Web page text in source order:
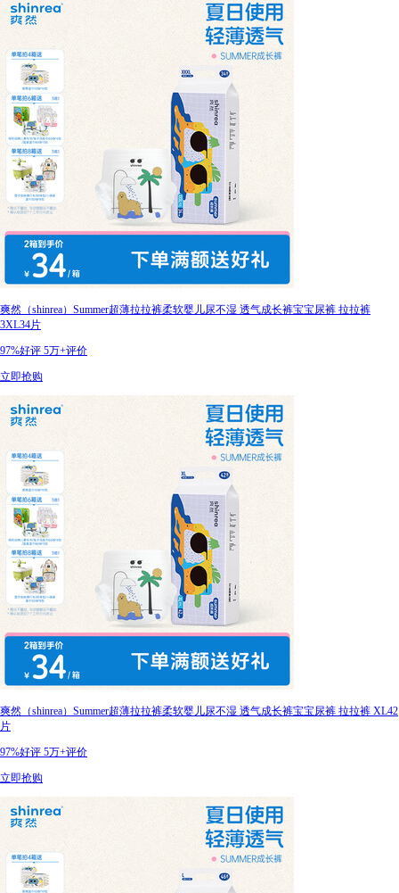
爽然（shinrea）Summer超薄拉拉裤柔软婴儿尿不湿 透气成长裤宝宝尿裤 拉拉裤
3XL34片
97%好评 5万+评价
立即抢购
爽然（shinrea）Summer超薄拉拉裤柔软婴儿尿不湿 透气成长裤宝宝尿裤 拉拉裤 XL42
片
97%好评 5万+评价
立即抢购